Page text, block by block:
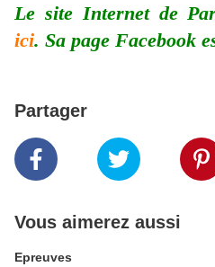
Le site Internet de
ici. Sa page Facebook
Partager
Vous aimerez aussi
Epreuves